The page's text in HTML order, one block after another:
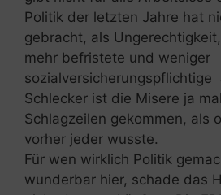
Politik der letzten Jahre hat
gebracht, als
mehr befristete und weniger
sozialversicherungspflichtige
Schlecker ist die Misere ja
Schlagzeilen gekommen, als
vorher jeder wusste.
Für wen wirklich Politik
wunderbar hier, schade das